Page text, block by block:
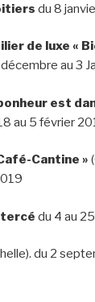
du 8
de luxe «
au 3
est
au 5 février
Cantine »
du 4 au
du 2